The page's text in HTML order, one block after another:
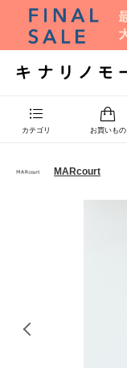
カテゴリ お買いもの
MARcourt